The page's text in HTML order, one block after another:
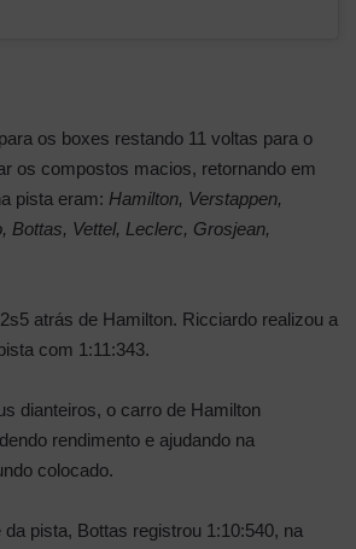
os boxes restando 11 voltas para o
os compostos macios, retornando em
pista eram: Hamilton, Verstappen,
Bottas, Vettel, Leclerc, Grosjean,
atrás de Hamilton. Ricciardo realizou a
com 1:11:343.
dianteiros, o carro de Hamilton
rendimento e ajudando na
colocado.
pista, Bottas registrou 1:10:540, na